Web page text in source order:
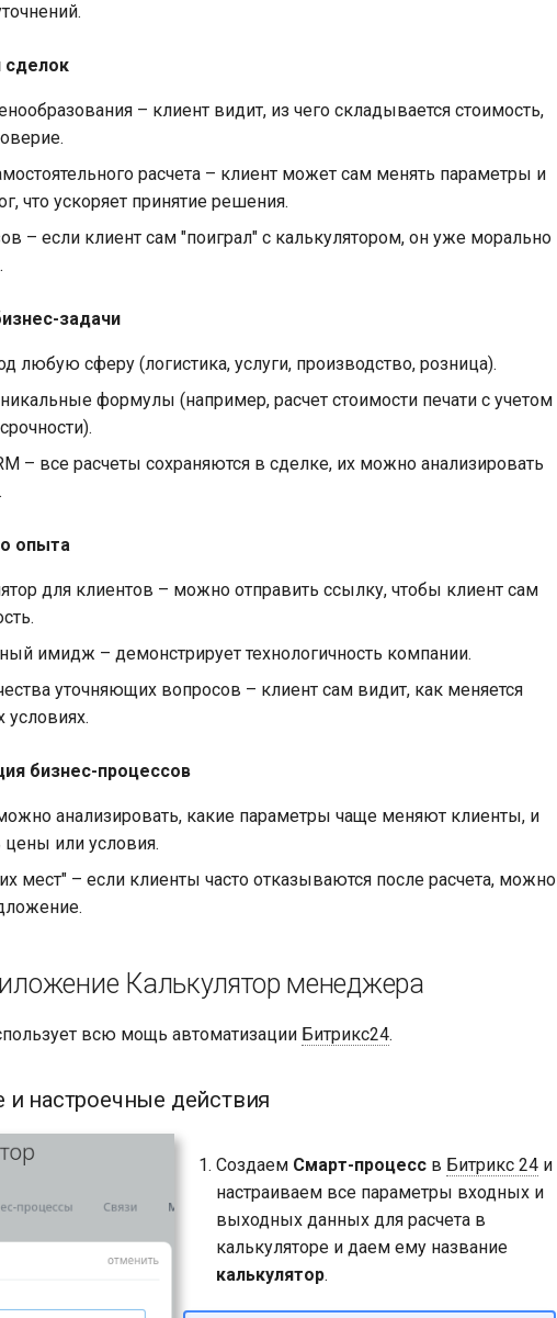
сделок
– клиент видит, из чего складывается стоимость,
расчета – клиент может сам менять параметры и
что ускоряет принятие решения.
– если клиент сам "поиграл" с калькулятором, он уже морально
задачи
любую сферу (логистика, услуги, производство, розница).
формулы (например, расчет стоимости печати с учетом
– все расчеты сохраняются в сделке, их можно анализировать
опыта
для клиентов – можно отправить ссылку, чтобы клиент сам
имидж – демонстрирует технологичность компании.
уточняющих вопросов – клиент сам видит, как меняется
условиях.
бизнес-процессов
анализировать, какие параметры чаще меняют клиенты, и
цены или условия.
мест" – если клиенты часто отказываются после расчета, можно
Калькулятор менеджера
всю мощь автоматизации Битрикс24.
настроечные действия
Создаем Смарт-процесс в Битрикс 24 и
настраиваем все параметры входных и
выходных данных для расчета в
калькуляторе и даем ему название
калькулятор.